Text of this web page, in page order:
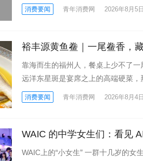
消费要闻 青年消费网 2026年8月5日
裕丰源黄鱼鲞｜一尾鲞香，
靠海而生的福州人，餐桌上少不了
远洋东星斑是宴席之上的高端硬菜
消费要闻 青年消费网 2026年8月4日
WAIC 的中学女生们：看见
WAIC上的“小女生” 一群十几岁的女